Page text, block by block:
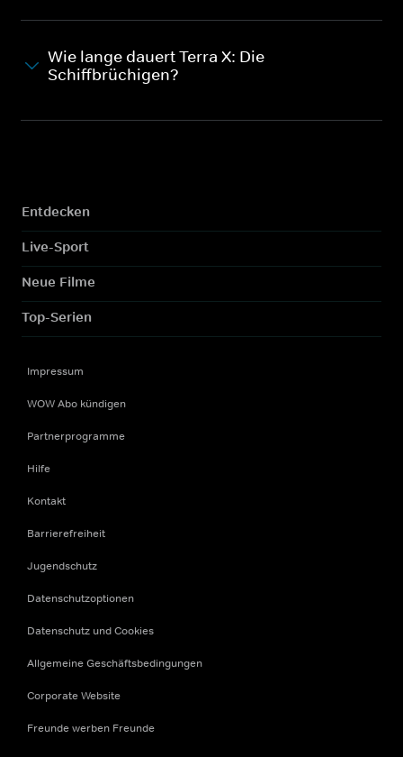
Wie lange dauert Terra X: Die
Schiffbrüchigen?
Entdecken
Live-Sport
Neue Filme
Top-Serien
Impressum
WOW Abo kündigen
Partnerprogramme
Hilfe
Kontakt
Barrierefreiheit
Jugendschutz
Datenschutzoptionen
Datenschutz und Cookies
Allgemeine Geschäftsbedingungen
Corporate Website
Freunde werben Freunde